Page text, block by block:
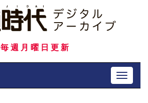
毎週月曜日更新
Toggle